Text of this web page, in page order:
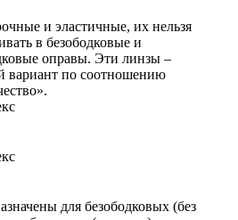
и эластичные, их нельзя
в безободковые и
оправы. Эти линзы –
вариант по соотношению
для безободковых (без